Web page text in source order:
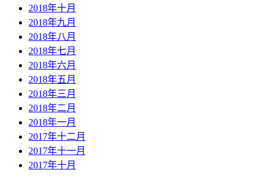
2018年十月
2018年九月
2018年八月
2018年七月
2018年六月
2018年五月
2018年三月
2018年二月
2018年一月
2017年十二月
2017年十一月
2017年十月